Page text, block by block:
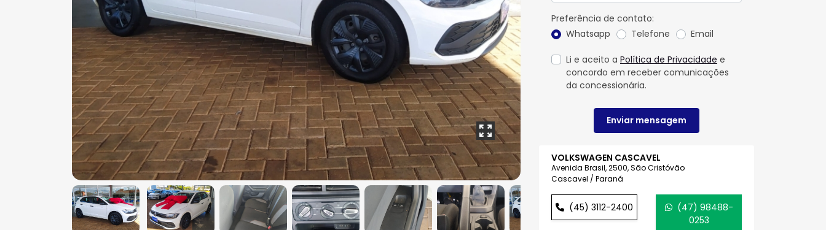
VOLKSWAGEN CASCAVEL
Avenida Brasil, 2500, São Cristóvão
Cascavel / Paraná
(45) 3112-2400
(47) 98488-
0253
Preferência de contato:
Whatsapp
Telefone Email
Li e aceito a Política de Privacidade e
concordo em receber comunicações
da concessionária.
Enviar mensagem